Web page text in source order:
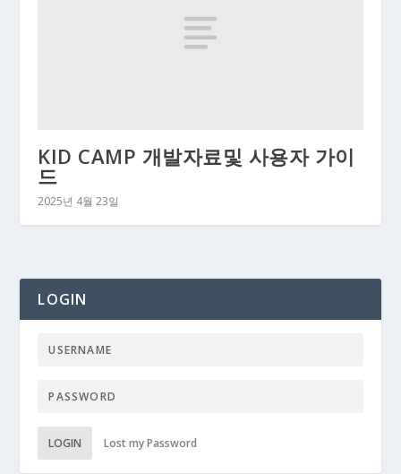
KID CAMP 개발자료및 사용자 가이
드
2025년 4월 23일
LOGIN
LOGIN Lost my Password